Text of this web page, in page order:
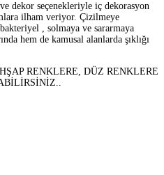
dekor seçenekleriyle iç dekorasyon
ilham veriyor. Çizilmeye
, solmaya ve sararmaya
hem de kamusal alanlarda şıklığı
RENKLERE, DÜZ RENKLERE